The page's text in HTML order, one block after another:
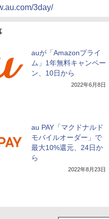
3day/
auが「Amazonプライ
ム」1年無料キャンペー
ン、10日から
2022年6月8日
au PAY「マクドナルド
モバイルオーダー」で
最大10%還元、24日か
ら
2022年8月23日